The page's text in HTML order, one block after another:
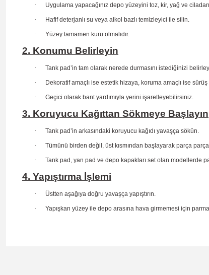
· Uygulama yapacağınız depo yüzeyini toz, kir, yağ ve ciladan
· Hafif deterjanlı su veya alkol bazlı temizleyici ile silin.
· Yüzey tamamen kuru olmalıdır.
2. Konumu Belirleyin
· Tank pad’in tam olarak nerede durmasını istediğinizi
· Dekoratif amaçlı ise estetik hizaya, koruma amaçlı ise sürüş
· Geçici olarak bant yardımıyla yerini işaretleyebilirsiniz.
3. Koruyucu Kağıttan Sökmeye Başlayın
· Tank pad’in arkasındaki koruyucu kağıdı yavaşça sökün.
· Tümünü birden değil, üst kısmından başlayarak parça
· Tank pad, yan pad ve depo kapakları set olan modellerde
4. Yapıştırma İşlemi
· Üstten aşağıya doğru yavaşça yapıştırın.
· Yapışkan yüzey ile depo arasına hava girmemesi için